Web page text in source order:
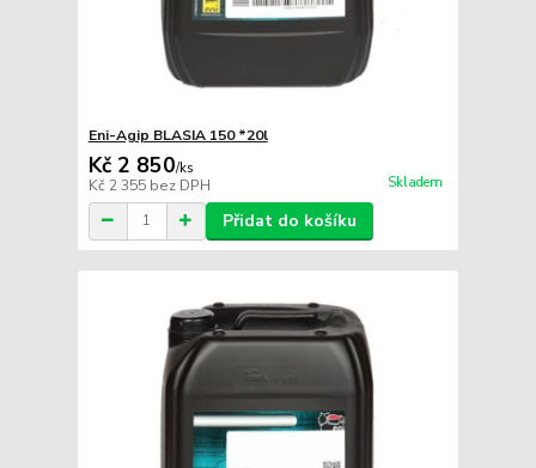
Eni-Agip BLASIA 150 *20l
Kč 2 850/ks
Kč 2 355 bez DPH Skladem
Přidat do košíku